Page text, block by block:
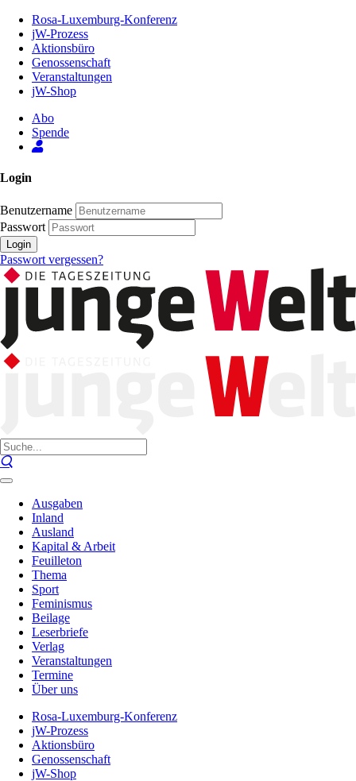
Inhalt
Seite
Rosa-Luxemburg-Konferenz
jW-Prozess
Aktionsbüro
Genossenschaft
Veranstaltungen
jW-Shop
Abo
Spende
Login
Benutzername
Passwort
Login
Passwort vergessen?
Ausgaben
Inland
Ausland
Kapital & Arbeit
Feuilleton
Thema
Sport
Feminismus
Beilage
Leserbriefe
Verlag
Veranstaltungen
Termine
Über uns
Rosa-Luxemburg-Konferenz
jW-Prozess
Aktionsbüro
Genossenschaft
jW-Shop